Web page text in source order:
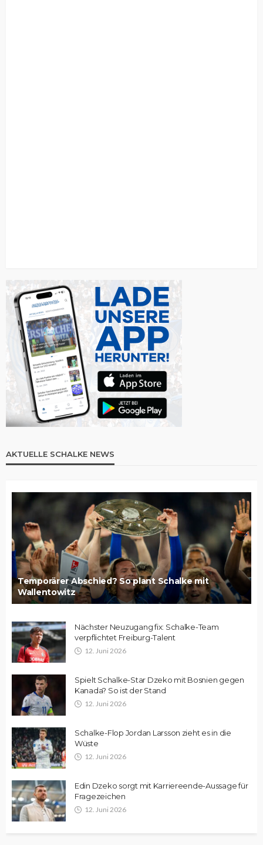
AKTUELLE SCHALKE NEWS
Temporärer Abschied? So plant Schalke mit
Wallentowitz
Nächster Neuzugang fix: Schalke-Team
verpflichtet Freiburg-Talent
12. Juni 2026
Spielt Schalke-Star Dzeko mit Bosnien gegen
Kanada? So ist der Stand
12. Juni 2026
Schalke-Flop Jordan Larsson zieht es in die
Wüste
12. Juni 2026
Edin Dzeko sorgt mit Karriereende-Aussage für
Fragezeichen
12. Juni 2026